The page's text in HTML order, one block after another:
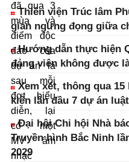
đã qua 3
mùa và
điểm độc
đáo của
dự án là
sau mỗi
đợt biểu
diễn, lại
có một
MV âm
nhạc
Thiền viện Trúc lâm
gian ngưng đọng giữa
Hướng dẫn thực hiện
đảng viên không được
Xem xét, thông qua 15
kiến lần đầu 7 dự án luật
Đại hội Chi hội Nhà
Truyền hình Bắc Ninh
2029